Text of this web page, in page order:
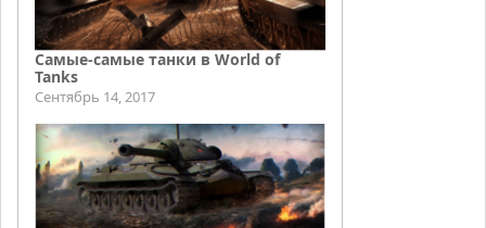
Самые-самые танки в World of
Tanks
Сентябрь 14, 2017